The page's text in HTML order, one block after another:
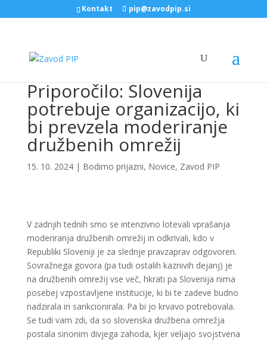
Kontakt pip@zavodpip.si
Priporočilo: Slovenija
potrebuje organizacijo, ki
bi prevzela moderiranje
družbenih omrežij
15. 10. 2024| Bodimo prijazni, Novice, Zavod PIP
V zadnjih tednih smo se intenzivno lotevali vprašanja
moderiranja družbenih omrežij in odkrivali, kdo v
Republiki Sloveniji je za slednje pravzaprav odgovoren.
Sovražnega govora (pa tudi ostalih kaznivih dejanj) je
na družbenih omrežij vse več, hkrati pa Slovenija nima
posebej vzpostavljene institucije, ki bi te zadeve budno
nadzirala in sankcionirala. Pa bi jo krvavo potrebovala.
Se tudi vam zdi, da so slovenska družbena omrežja
postala sinonim divjega zahoda, kjer veljajo svojstvena